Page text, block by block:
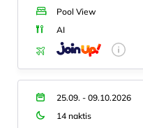
Pool View
AI
25.09. - 09.10.2026
14 naktis